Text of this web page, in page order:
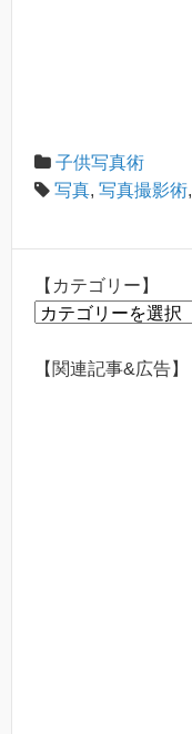
子供写真術
写真, 写真撮影術,
【カテゴリー】
【カ
ゴ
【関連記事&広告】